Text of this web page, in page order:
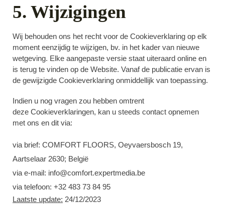
5. Wijzigingen
Wij behouden ons het recht voor de Cookieverklaring op elk
moment eenzijdig te wijzigen, bv. in het kader van nieuwe
wetgeving. Elke aangepaste versie staat uiteraard online en
is terug te vinden op de Website. Vanaf de publicatie ervan is
de gewijzigde Cookieverklaring onmiddellijk van toepassing.
Indien u nog vragen zou hebben omtrent
deze Cookieverklaringen, kan u steeds contact opnemen
met ons en dit via:
via brief: COMFORT FLOORS, Oeyvaersbosch 19,
Aartselaar 2630; België
via e-mail: info@comfort.expertmedia.be
via telefoon: +32 483 73 84 95
Laatste update: 24/12/2023